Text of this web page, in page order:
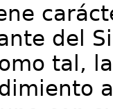
del
tal,